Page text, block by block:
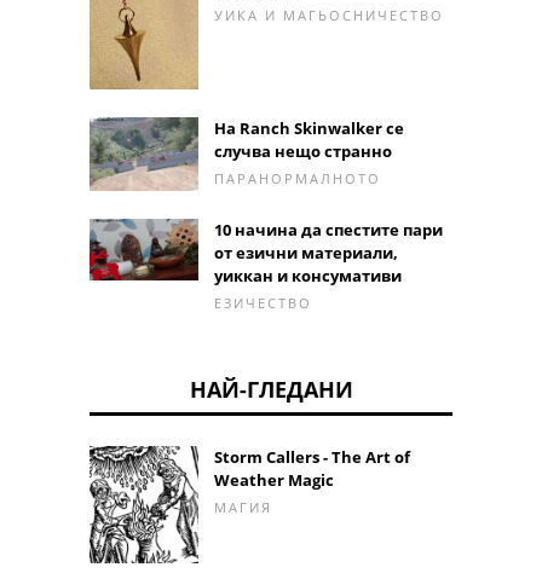
УИКА И МАГЬОСНИЧЕСТВО
На Ranch Skinwalker се
случва нещо странно
ПАРАНОРМАЛНОТО
10 начина да спестите пари
от езични материали,
уиккан и консумативи
ЕЗИЧЕСТВО
НАЙ-ГЛЕДАНИ
Storm Callers - The Art of
Weather Magic
МАГИЯ